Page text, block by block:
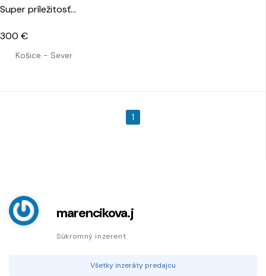
Super príležitosť…
Košice - Sever
300 €
1
marencikova.j
Súkromný inzerent
Všetky inzeráty predajcu